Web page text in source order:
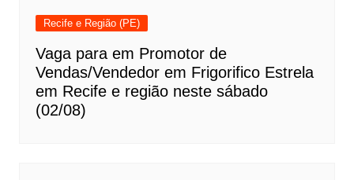
Recife e Região (PE)
Vaga para em Promotor de
Vendas/Vendedor em Frigorifico Estrela
em Recife e região neste sábado
(02/08)